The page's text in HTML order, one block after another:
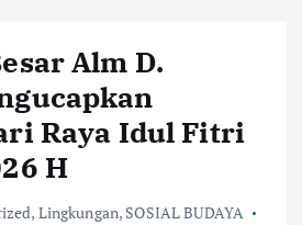
Alm D.
Raya Idul Fitri
H
, Lingkungan, SOSIAL BUDAYA